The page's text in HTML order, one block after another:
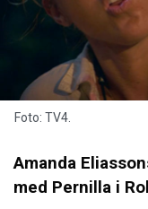
Foto: TV4.
Amanda
med Pernilla i